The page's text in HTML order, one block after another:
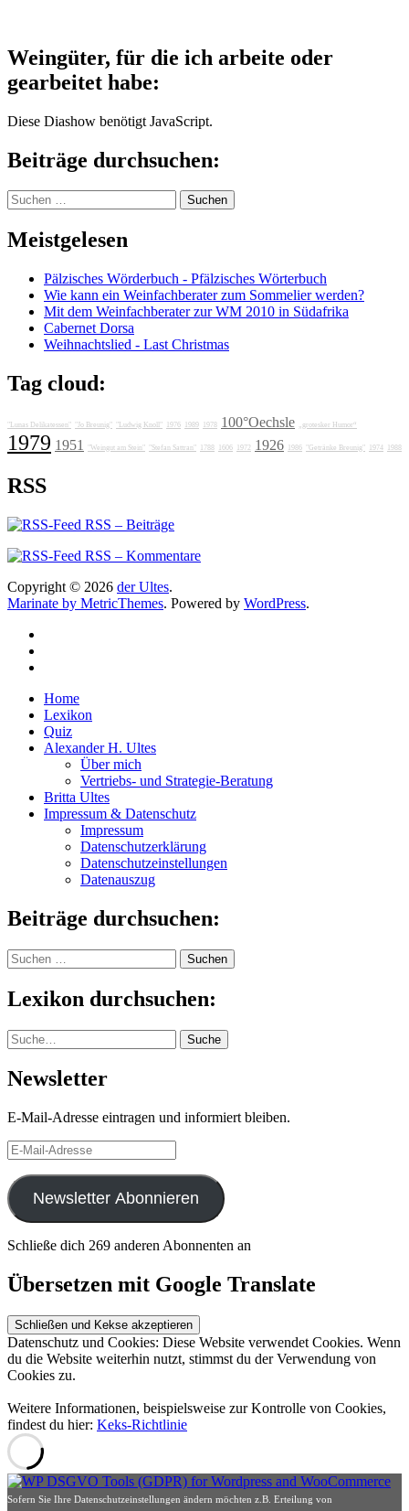
Weingüter, für die ich arbeite oder
gearbeitet habe:
Diese Diashow benötigt JavaScript.
Beiträge durchsuchen:
Suchen
nach:
Meistgelesen
Pälzisches Wörderbuch - Pfälzisches Wörterbuch
Wie kann ein Weinfachberater zum Sommelier werden?
Mit dem Weinfachberater zur WM 2010 in Südafrika
Cabernet Dorsa
Weihnachtslied - Last Christmas
Tag cloud:
"Lunas Delikatessen" "Jo Breunig" "Ludwig Knoll" 1976 1989 1978 100°Oechsle „grotesker Humor“
1979 1951 "Weingut am Stein" "Stefan Sattran" 1788 1606 1972 1926 1986 "Getränke Breunig" 1974 1988
RSS
RSS – Beiträge
RSS – Kommentare
Copyright © 2026 der Ultes.
Marinate by MetricThemes. Powered by WordPress.
Home
Lexikon
Quiz
Alexander H. Ultes
Über mich
Vertriebs- und Strategie-Beratung
Britta Ultes
Impressum & Datenschutz
Impressum
Datenschutzerklärung
Datenschutzeinstellungen
Datenauszug
Beiträge durchsuchen:
Suchen
nach:
Lexikon durchsuchen:
Suche Suche
Newsletter
E-Mail-Adresse eintragen und informiert bleiben.
E-
Mail-
Adresse
Newsletter Abonnieren
Schließe dich 269 anderen Abonnenten an
Übersetzen mit Google Translate
Datenschutz und Cookies: Diese Website verwendet Cookies. Wenn
du die Website weiterhin nutzt, stimmst du der Verwendung von
Cookies zu.
Weitere Informationen, beispielsweise zur Kontrolle von Cookies,
findest du hier: Keks-Richtlinie
Sofern Sie Ihre Datenschutzeinstellungen ändern möchten z.B. Erteilung von